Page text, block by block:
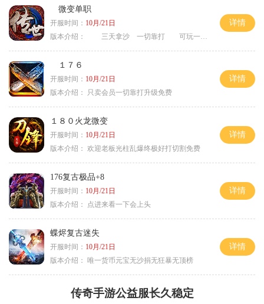
微变单职
开服时间： 10月/21日
版本介绍：
三天拿沙 一切靠打 可玩一年
详情
１７６
开服时间： 10月/21日
版本介绍：
只卖会员一切靠打升级免费
详情
１８０火龙微变
开服时间： 10月/21日
版本介绍： 欢迎老板光柱乱爆终极好打切割免费
详情
176复古极品+8
开服时间： 10月/21日
版本介绍：
点进来看一下会上头
详情
蝶烬复古迷失
开服时间： 10月/21日
版本介绍： 唯一货币元宝无沙捐无狂暴无顶榜
详情
传奇手游公益服长久稳定